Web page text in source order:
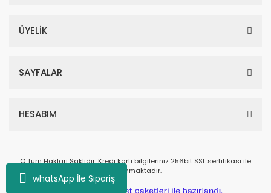
whatsApp İle Sipariş
ÜYELİK
SAYFALAR
HESABIM
© Tüm Hakları Saklıdır. Kredi kartı bilgileriniz 256bit SSL sertifikası ile
korunmaktadır.
e-